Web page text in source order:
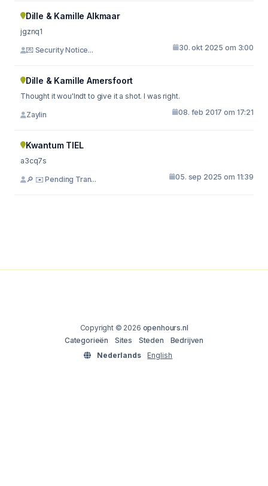
Dille & Kamille Alkmaar
jgznq1
💌 Security Notice... 30. okt 2025 om 3:00
Dille & Kamille Amersfoort
Thought it wou'lndt to give it a shot. I was right.
Zaylin 08. feb 2017 om 17:21
Kwantum TIEL
a3cq7s
🔎 ✉️ Pending Tran... 05. sep 2025 om 11:39
Copyright © 2026 openhours.nl
Categorieën
Sites Steden
Bedrijven
Nederlands
English